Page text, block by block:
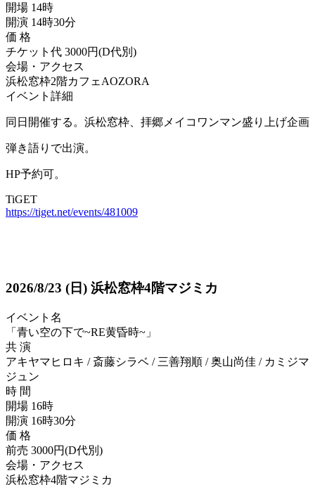
開場 14時
開演 14時30分
価 格
チケット代 3000円(D代別)
会場・アクセス
浜松窓枠2階カフェAOZORA
イベント詳細
同日開催する。浜松窓枠、拝郷メイコワンマン盛り上げ企画
弾き語りで出演。
HP予約可。
TiGET
https://tiget.net/events/481009
2026/8/23 (日) 浜松窓枠4階マジミカ
イベント名
「青い空の下で~RE黄昏時~」
共 演
アキヤマヒロキ / 斎藤シラベ / 三善翔順 / 奥山尚佳 / カミジマ
ジュン
時 間
開場 16時
開演 16時30分
価 格
前売 3000円(D代別)
会場・アクセス
浜松窓枠4階マジミカ